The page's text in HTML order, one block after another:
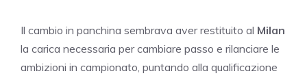
Il cambio in panchina sembrava aver restituito al Milan
la carica necessaria per cambiare passo e rilanciare le
ambizioni in campionato, puntando alla qualificazione